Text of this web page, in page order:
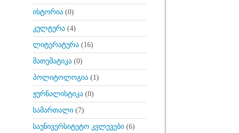
ისტორია(0)
კულტურა(4)
ლიტერატურა(16)
მათემატიკა(0)
პოლიტოლოგია(1)
ჟურნალისტიკა(0)
სამართალი(7)
საუნივერსიტეტო კვლევები(6)